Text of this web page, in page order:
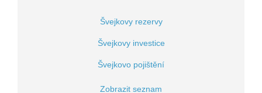
Švejkovy rezervy
Švejkovy investice
Švejkovo pojištění
Zobrazit seznam